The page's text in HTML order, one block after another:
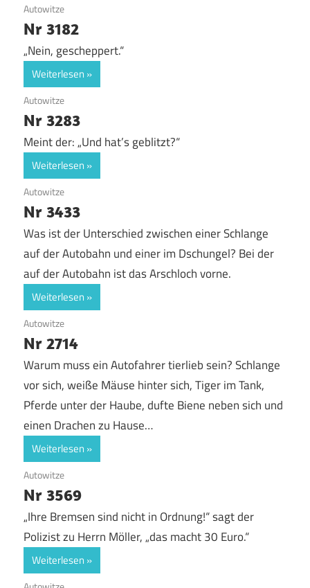
7. September 2017
Autowitze
Nr 3182
„Nein, gescheppert.“
Weiterlesen
5. September 2017
Autowitze
Nr 3283
Meint der: „Und hat’s geblitzt?“
Weiterlesen
5. September 2017
Autowitze
Nr 3433
Was ist der Unterschied zwischen einer Schlange
auf der Autobahn und einer im Dschungel? Bei der
auf der Autobahn ist das Arschloch vorne.
Weiterlesen
3. September 2017
Autowitze
Nr 2714
Warum muss ein Autofahrer tierlieb sein? Schlange
vor sich, weiße Mäuse hinter sich, Tiger im Tank,
Pferde unter der Haube, dufte Biene neben sich und
einen Drachen zu Hause…
Weiterlesen
29. August 2017
Autowitze
Nr 3569
„Ihre Bremsen sind nicht in Ordnung!“ sagt der
Polizist zu Herrn Möller, „das macht 30 Euro.“
Weiterlesen